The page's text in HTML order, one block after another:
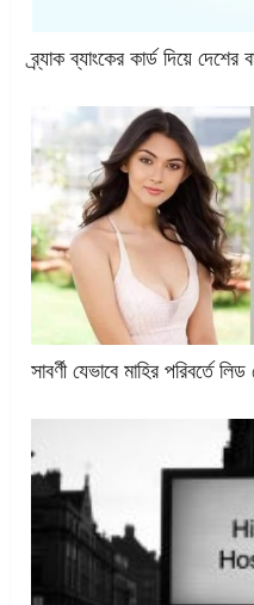
ব্র্যাক ব্যাংকের কার্ড দিয়ে
সাবর্ণী যেভাবে মাহির পরিবর্তে